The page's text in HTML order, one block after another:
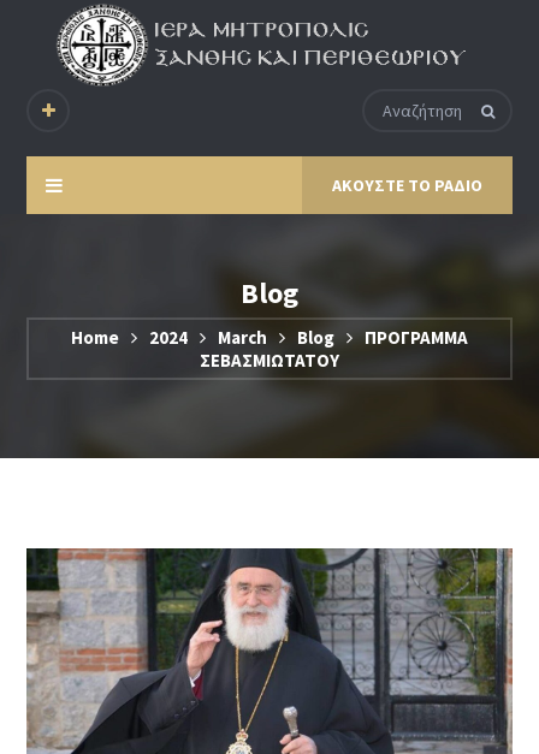
ΑΚΟΥΣΤΕ ΤΟ ΡΑΔΙΟ
Blog
Home 2024 March Blog
ΠΡΟΓΡΑΜΜΑ
ΣΕΒΑΣΜΙΩΤΑΤΟΥ